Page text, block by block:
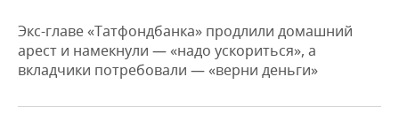
ДЕКЛАРАЦИИ О ДОХОДАХ
КОРОЛИ ГОСЗАКАЗА ПФО
ВУЗЫ ТАТАРСТАНА
НОВОСТИ ЭКОНОМИКИ
ФИНАНСЫ
БАНКИ
ПРОМЫШЛЕННОСТЬ
НОВОСТИ
ПРОМЫШЛЕННОСТИ
НЕДВИЖИМОСТЬ
НОВОСТИ НЕДВИЖИМОСТИ
АВТО
Экс-главе «Татфондбанка» продлили домашний
арест и намекнули — «надо ускориться», а
вкладчики потребовали — «верни деньги»